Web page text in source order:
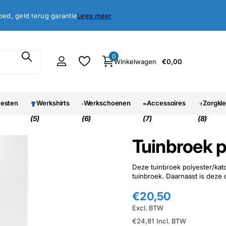
geld terug garantieLees meer
Winkelwagen
0
€0,00
Werkshirts
(5)
Werkschoenen
(6)
Accessoires
(7) (8)
Tuinbroek
Deze tuinbroek polyester/
tuinbroek. Daarnaast is
€24,81 Incl. BTW
€20,50
Excl. BTW